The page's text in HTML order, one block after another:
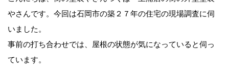
やさんです。今回は石岡市の築２７年の住宅の現場調査に伺
いました。
事前の打ち合わせでは、屋根の状態が気になっていると伺っ
ています。